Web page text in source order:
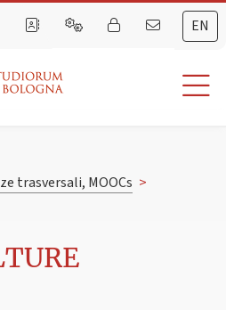
EN
trasversali, MOOCs >